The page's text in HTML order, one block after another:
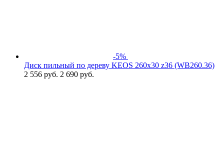
-5%
Диск пильный по дереву KEOS 260x30 z36 (WB260.36)
2 556 руб. 2 690 руб.